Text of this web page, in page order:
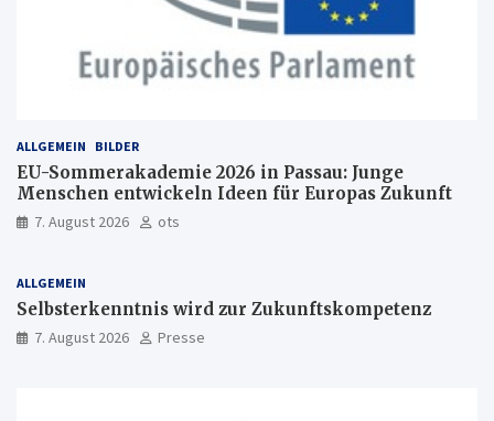
ALLGEMEIN BILDER
EU-Sommerakademie 2026 in Passau: Junge
Menschen entwickeln Ideen für Europas Zukunft
7. August 2026 ots
ALLGEMEIN
Selbsterkenntnis wird zur Zukunftskompetenz
7. August 2026 Presse